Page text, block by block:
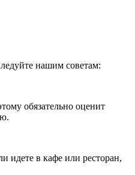
нашим советам:
обязательно оценит
идете в кафе или ресторан,